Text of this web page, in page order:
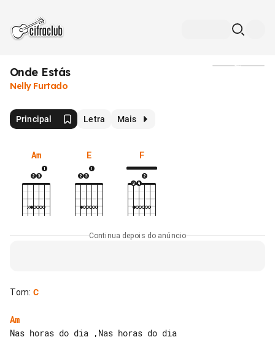
Onde Estás
Nelly Furtado
Principal Letra Mais
Am E F
Continua depois do anúncio
Tom: C
Am